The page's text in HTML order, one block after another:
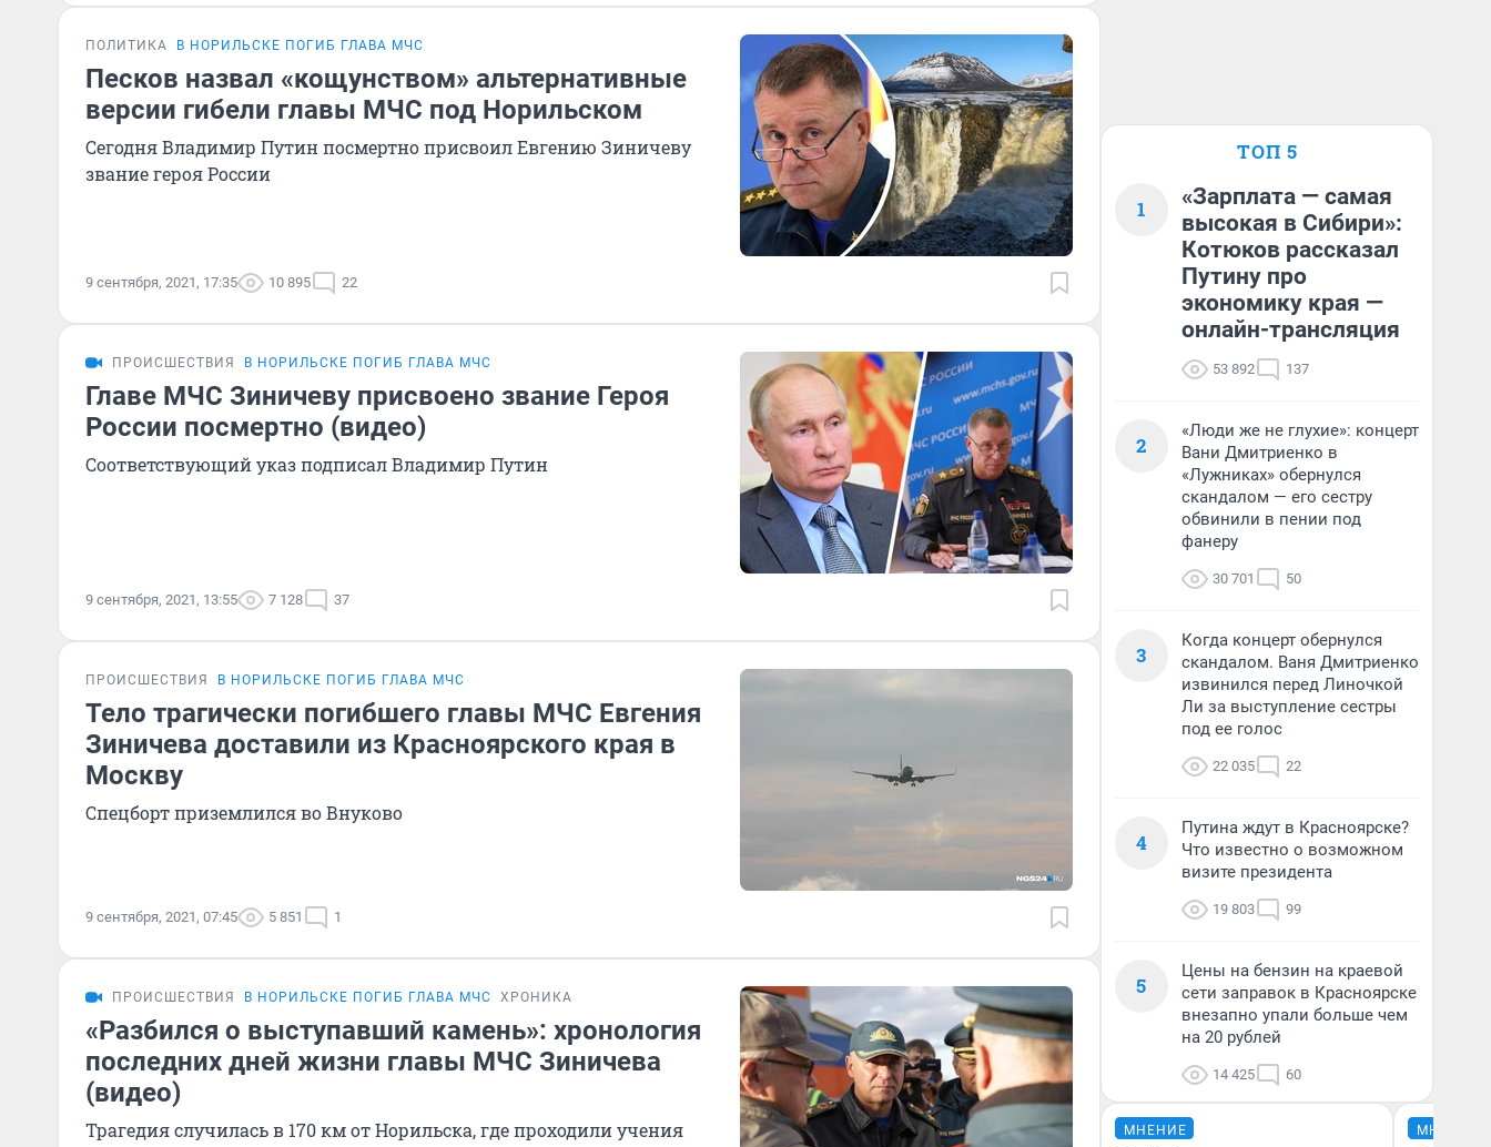
ПОЛИТИКА В НОРИЛЬСКЕ ПОГИБ ГЛАВА МЧС
Песков назвал «кощунством» альтернативные
версии гибели главы МЧС под Норильском
Сегодня Владимир Путин посмертно присвоил Евгению Зиничеву
звание героя России
9 сентября, 2021, 17:35 10 895 22
ПРОИСШЕСТВИЯ В НОРИЛЬСКЕ ПОГИБ ГЛАВА МЧС
Главе МЧС Зиничеву присвоено звание Героя
России посмертно (видео)
Соответствующий указ подписал Владимир Путин
9 сентября, 2021, 13:55 7 128 37
ПРОИСШЕСТВИЯ В НОРИЛЬСКЕ ПОГИБ ГЛАВА МЧС
Тело трагически погибшего главы МЧС Евгения
Зиничева доставили из Красноярского края в
Москву
Спецборт приземлился во Внуково
9 сентября, 2021, 07:45 5 851 1
ПРОИСШЕСТВИЯ В НОРИЛЬСКЕ ПОГИБ ГЛАВА МЧС ХРОНИКА
«Разбился о выступавший камень»: хронология
последних дней жизни главы МЧС Зиничева
(видео)
Трагедия случилась в 170 км от Норильска, где проходили учения
ТОП 5
1
«Зарплата — самая
высокая в Сибири»:
Котюков рассказал
Путину про
экономику края —
онлайн-трансляция
53 892 137
2
«Люди же не глухие»: концерт
Вани Дмитриенко в
«Лужниках» обернулся
скандалом — его сестру
обвинили в пении под
фанеру
30 701 50
3
Когда концерт обернулся
скандалом. Ваня Дмитриенко
извинился перед Линочкой
Ли за выступление сестры
под ее голос
22 035 22
4
Путина ждут в Красноярске?
Что известно о возможном
визите президента
19 803 99
5
Цены на бензин на краевой
сети заправок в Красноярске
внезапно упали больше чем
на 20 рублей
14 425 60
МНЕНИЕ МНЕНИЕ